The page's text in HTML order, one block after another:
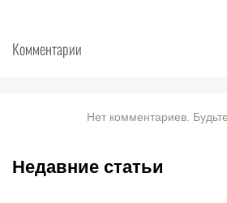
Комментарии
Нет комментариев.
Недавние статьи